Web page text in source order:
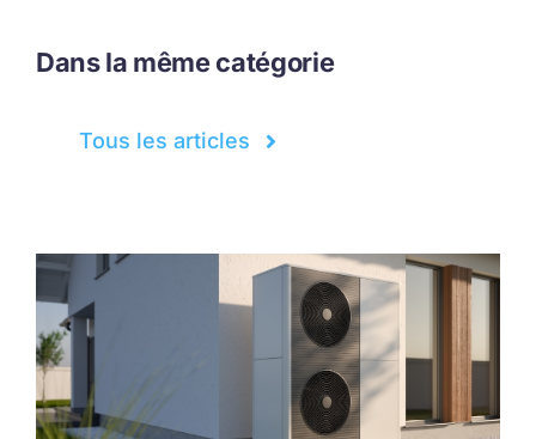
Dans la même catégorie
Tous les articles